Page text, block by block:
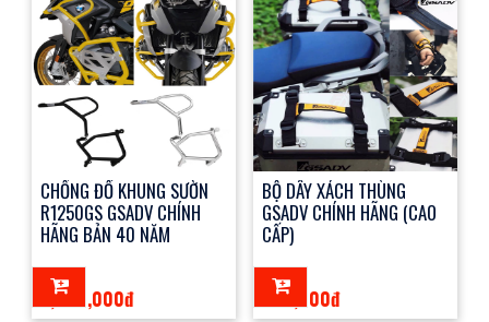
CHỐNG ĐỔ KHUNG SƯỜN
R1250GS GSADV CHÍNH
HÃNG BẢN 40 NĂM
7,900,000đ
BỘ DÂY XÁCH THÙNG
GSADV CHÍNH HÃNG (CAO
CẤP)
500,000đ